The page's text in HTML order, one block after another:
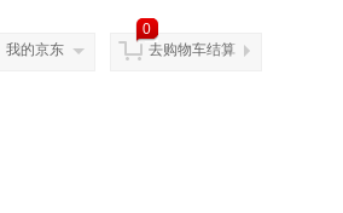
我的京东
0
去购物车结算